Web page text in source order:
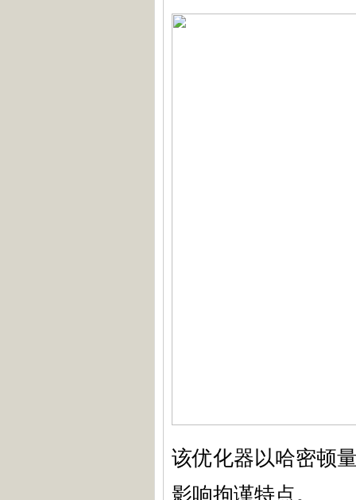
该优化器以哈密顿
影响拘谨特点。